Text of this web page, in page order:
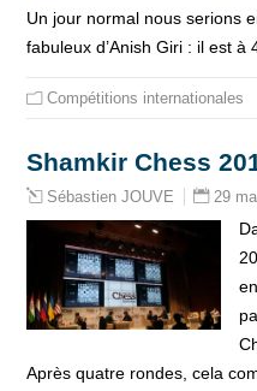
Un jour normal nous serions
fabuleux d’Anish Giri : il est
Compétitions internationales
Shamkir Chess
Sébastien JOUVE 29
Après quatre rondes, cela